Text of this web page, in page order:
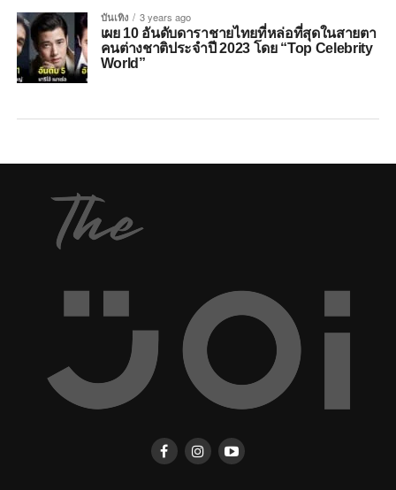
บันเทิง 3 years ago
เผย 10 อันดับดาราชายไทยที่หล่อที่สุดในสายตา
คนต่างชาติประจำปี 2023 โดย “Top Celebrity
World”